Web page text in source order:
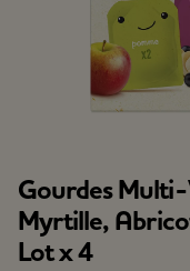
Gourdes
Myrtille,
Lot x 4